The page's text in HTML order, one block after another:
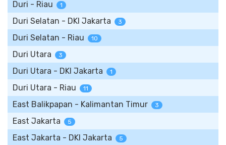
Duri - Riau 1
Duri Selatan - DKI Jakarta 3
Duri Selatan - Riau 10
Duri Utara 3
Duri Utara - DKI Jakarta 1
Duri Utara - Riau 11
East Balikpapan - Kalimantan Timur 3
East Jakarta 5
East Jakarta - DKI Jakarta 5